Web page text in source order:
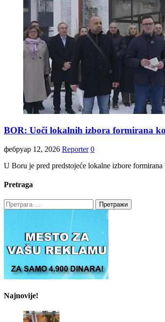
BOR: Uoči lokalnih izbora formirana
фебруар 12, 2026 Reporter 0
U Boru je pred predstojeće lokalne izbore
Pretraga
Претрага
за:
Najnovije!